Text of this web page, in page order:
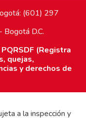
(601) 297
D.C.
PQRSDF (Registra
quejas,
y derechos de
a la inspección y